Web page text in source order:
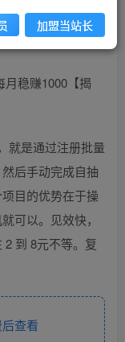
稳赚1000【揭秘】
就是通过注册批量
后手动完成自抽
目的优势在于操
可以。见效快，
到 8元不等。复
查看
加盟当站长